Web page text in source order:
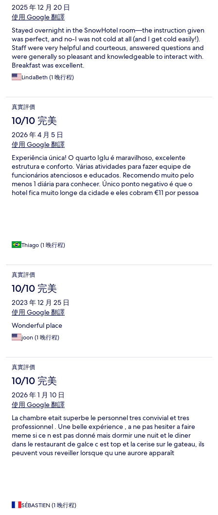
2025 年 12 月 20 日
使用 Google 翻譯
Stayed overnight in the SnowHotel room—the instruction given
was perfect, and no-I was not cold at all (and I get cold easily!).
Staff were very helpful and courteous, answered questions and
were generally so pleasant and knowledgeable to interact with.
Breakfast was excellent.
LindaBeth (1 晚行程)
真實評價
10/10 完美
2026 年 4 月 5 日
使用 Google 翻譯
Experiência única! O quarto Iglu é maravilhoso, excelente
estrutura e conforto. Várias atividades para fazer equipe de
funcionários atenciosos e educados. Recomendo muito pelo
menos 1 diária para conhecer. Único ponto negativo é que o
hotel fica muito longe da cidade e eles cobram €11 por pessoa
Thiago (1 晚行程)
真實評價
10/10 完美
2023 年 12 月 25 日
使用 Google 翻譯
Wonderful place
joon (1 晚行程)
真實評價
10/10 完美
2026 年 1 月 10 日
使用 Google 翻譯
La chambre etait superbe le personnel tres convivial et tres
professionnel . Une belle expérience , a ne pas hesiter a faire
meme si ce n est pas donné mais dormir une nuit et le diner
dans le restaurant de galce c est top et la cerise sur le gateau, ils
peuvent vous reveiller lorsque qu une aurore apparaît
SÉBASTIEN (1 晚行程)